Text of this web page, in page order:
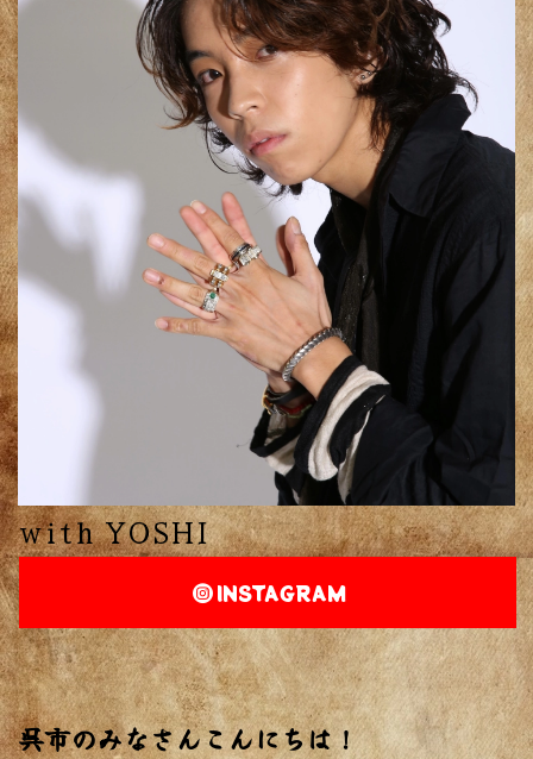
with YOSHI
INSTAGRAM
呉市のみなさんこんにちは！